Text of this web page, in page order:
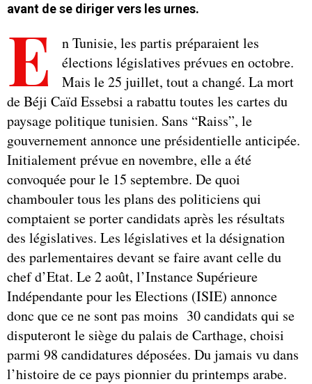
avant de se diriger vers les urnes.
E
n Tunisie, les partis préparaient les
élections législatives prévues en octobre.
Mais le 25 juillet, tout a changé. La mort
de Béji Caïd Essebsi a rabattu toutes les cartes du
paysage politique tunisien. Sans “Raiss”, le
gouvernement annonce une présidentielle anticipée.
Initialement prévue en novembre, elle a été
convoquée pour le 15 septembre. De quoi
chambouler tous les plans des politiciens qui
comptaient se porter candidats après les résultats
des législatives. Les législatives et la désignation
des parlementaires devant se faire avant celle du
chef d’Etat. Le 2 août, l’Instance Supérieure
Indépendante pour les Elections (ISIE) annonce
donc que ce ne sont pas moins 30 candidats qui se
disputeront le siège du palais de Carthage, choisi
parmi 98 candidatures déposées. Du jamais vu dans
l’histoire de ce pays pionnier du printemps arabe.